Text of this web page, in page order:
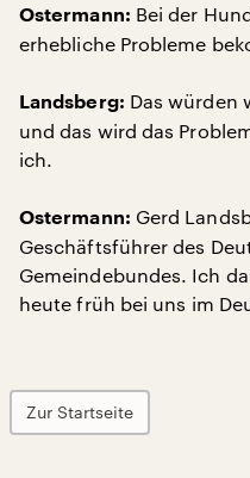
Ostermann: Bei der
erhebliche Probleme
Landsberg: Das würden
und das wird das
ich.
Ostermann: Gerd
Geschäftsführer des
Gemeindebundes. Ich
heute früh bei uns im
Zur Startseite